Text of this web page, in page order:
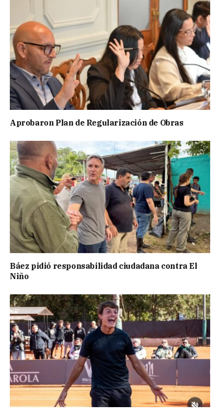
Aprobaron Plan de Regularización de Obras
Báez pidió responsabilidad ciudadana contra El
Niño